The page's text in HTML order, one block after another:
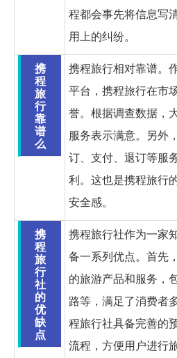
程都会事先将信息写
用上的纠纷。
携
程
旅
行
靠
谱
么
携程旅行相对靠谱。
平台，携程旅行在市
誉。根据调查数据，
服务表示满意。另外
订、支付、退订等服
利。这也是携程旅行
安全感。
携
程
旅
行
社
的
优
缺
点
携程旅行社作为一家
备一系列优点。首先
的旅游产品和服务，
路等，满足了消费者
程旅行社具备完善的
流程，方便用户进行